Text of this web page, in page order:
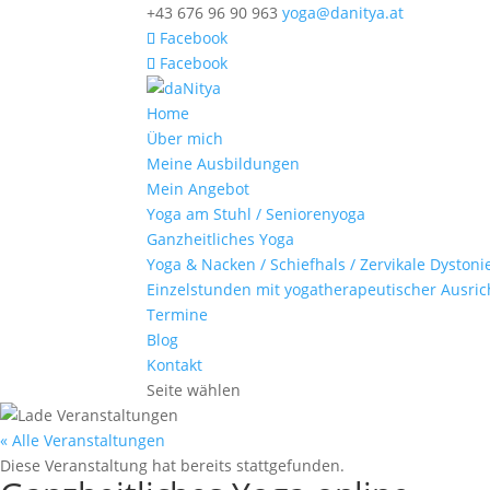
+43 676 96 90 963 yoga@danitya.at
Facebook
Facebook
Home
Über mich
Meine Ausbildungen
Mein Angebot
Yoga am Stuhl / Seniorenyoga
Ganzheitliches Yoga
Yoga & Nacken / Schiefhals / Zervikale
Einzelstunden mit yogatherapeutischer
Termine
Blog
Kontakt
Seite wählen
« Alle Veranstaltungen
Diese Veranstaltung hat bereits stattgefunden.